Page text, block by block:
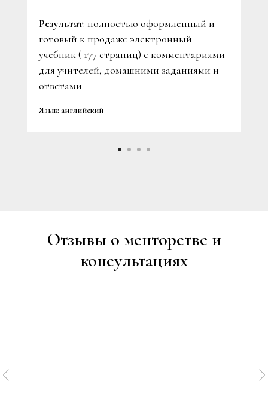
Результат: полностью оформленный и
готовый к продаже электронный
учебник ( 177 страниц) с комментариями
для учителей, домашними заданиями и
ответами
Язык: английский
Отзывы о менторстве и
консультациях